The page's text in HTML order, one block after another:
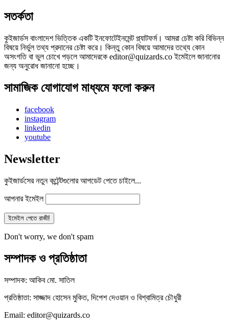
সতর্কতা
কুইজার্ডস বাংলাদেশ ভিত্তিক একটি ইনফোটেইনমেন্ট প্ল্যাটফর্ম। আমরা চেষ্টা করি বিভিন্ন
বিষয়ে নির্ভুল তথ্য প্রদানের চেষ্টা করে। কিন্তু কোন বিষয়ে আমাদের তথ্যে কোন
অসংগতি বা ভুল চোখে পড়লে আমাদেরকে editor@quizards.co ইমেইলে জানানোর
জন্য অনুরোধ জানানো হচ্ছে।
সামাজিক যোগাযোগ মাধ্যমে ফলো করুন
facebook
instagram
linkedin
youtube
Newsletter
কুইজার্ডসের নতুন কন্টেন্টগুলোর আপডেট পেতে চাইলে...
আপনার ইমেইল
Don't worry, we don't spam
সম্পাদক ও প্রতিষ্ঠাতা
সম্পাদক: আকিব মো. সাতিল
প্রতিষ্ঠাতা: সাজ্জাদ হোসেন মুকিত, দিপেশ দেওয়ান ও বিশ্বামিত্র চৌধুরী
Email: editor@quizards.co